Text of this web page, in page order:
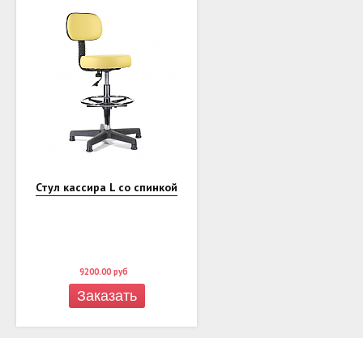
Стул кассира L со спинкой
9200.00 руб
Заказать